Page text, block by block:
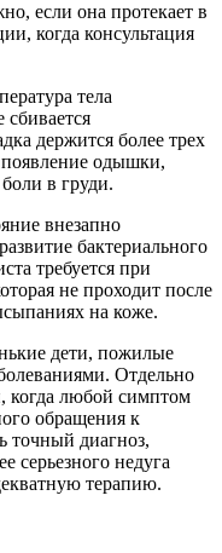
если она протекает в
когда консультация
тела
держится более трех
одышки,
в груди.
внезапно
бактериального
требуется при
не проходит после
на коже.
дети, пожилые
Отдельно
когда любой симптом
обращения к
точный диагноз,
серьезного недуга
терапию.